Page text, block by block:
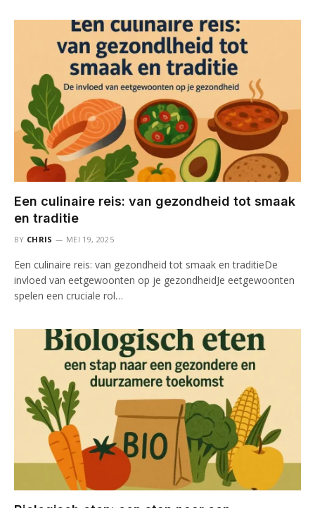
Een culinaire reis: van gezondheid tot smaak
en traditie
BY CHRIS MEI 19, 2025
Een culinaire reis: van gezondheid tot smaak en traditieDe
invloed van eetgewoonten op je gezondheidJe eetgewoonten
spelen een cruciale rol…